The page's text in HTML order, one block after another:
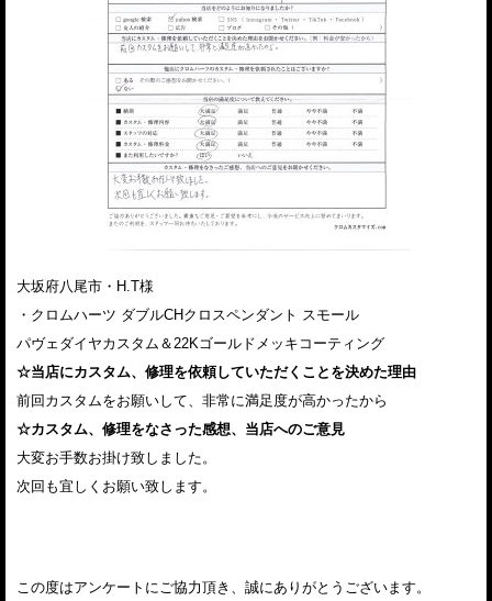
大坂府八尾市・H.T様
・クロムハーツ ダブルCHクロスペンダント スモール
パヴェダイヤカスタム＆22Kゴールドメッキコーティング
☆当店にカスタム、修理を依頼していただくことを決めた理由
前回カスタムをお願いして、非常に満足度が高かったから
☆カスタム、修理をなさった感想、当店へのご意見
大変お手数お掛け致しました。
次回も宜しくお願い致します。
この度はアンケートにご協力頂き、誠にありがとうございます。